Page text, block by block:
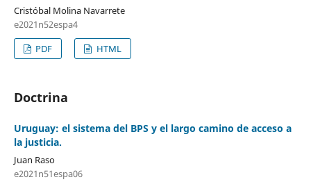
Cristóbal Molina Navarrete
e2021n52espa4
PDF
HTML
Doctrina
Uruguay: el sistema del BPS y el largo camino de acceso a
la justicia.
Juan Raso
e2021n51espa06